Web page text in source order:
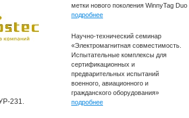
231.
метки нового поколения WinnyTag Duo
подробнее
Научно-технический семинар
«Электромагнитная совместимость.
Испытательные комплексы для
сертификационных и
предварительных испытаний
военного, авиационного и
гражданского оборудования»
подробнее